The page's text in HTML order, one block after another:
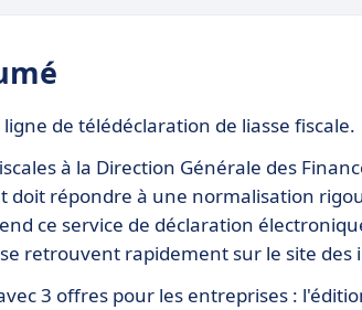
ligne de télédéclaration de liasse fiscale.
à la Direction Générale des
répondre à une normalisation
ce service de déclaration
retrouvent rapidement sur le site des
3 offres pour les entreprises :